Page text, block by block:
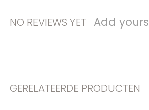
NO REVIEWS YET Add yours
GERELATEERDE PRODUCTEN